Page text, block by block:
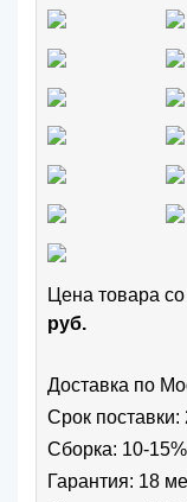
Цена товара
руб.
Доставка по
Срок поставки:
Сборка: 10-
Гарантия: 18